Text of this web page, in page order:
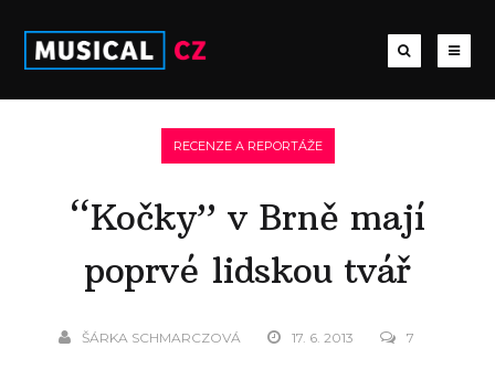
RECENZE A REPORTÁŽE
“Kočky” v Brně mají
poprvé lidskou tvář
ŠÁRKA SCHMARCZOVÁ 17. 6. 2013 7